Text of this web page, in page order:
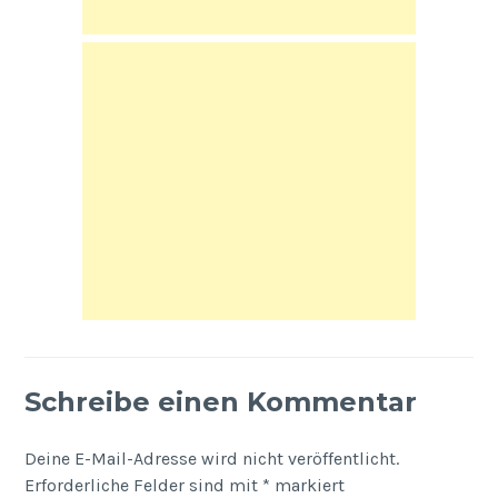
Schreibe einen Kommentar
Deine E-Mail-Adresse wird nicht veröffentlicht.
Erforderliche Felder sind mit * markiert